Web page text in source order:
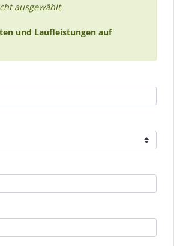
ausgewählt
und Laufleistungen auf